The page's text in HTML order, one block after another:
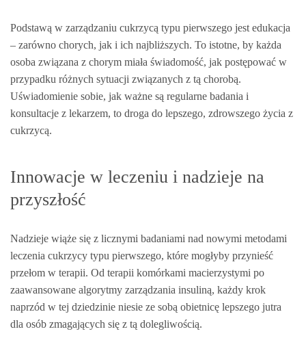
Podstawą w zarządzaniu cukrzycą typu pierwszego jest edukacja
– zarówno chorych, jak i ich najbliższych. To istotne, by każda
osoba związana z chorym miała świadomość, jak postępować w
przypadku różnych sytuacji związanych z tą chorobą.
Uświadomienie sobie, jak ważne są regularne badania i
konsultacje z lekarzem, to droga do lepszego, zdrowszego życia z
cukrzycą.
Innowacje w leczeniu i nadzieje na
przyszłość
Nadzieje wiąże się z licznymi badaniami nad nowymi metodami
leczenia cukrzycy typu pierwszego, które mogłyby przynieść
przełom w terapii. Od terapii komórkami macierzystymi po
zaawansowane algorytmy zarządzania insuliną, każdy krok
naprzód w tej dziedzinie niesie ze sobą obietnicę lepszego jutra
dla osób zmagających się z tą dolegliwością.